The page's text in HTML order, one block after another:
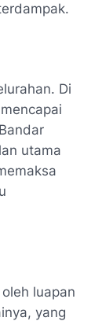
Di
utama
luapan
yang